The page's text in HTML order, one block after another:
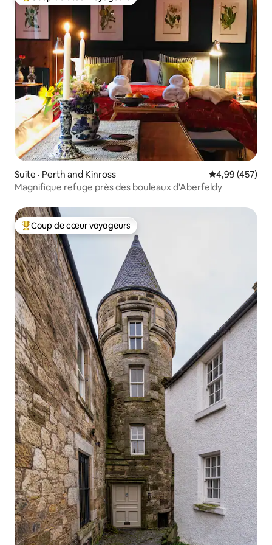
Suite · Perth and Kinross Note
4,99 (457)
Magnifique refuge près des bouleaux d'Aberfeldy
Coup de cœur voyageurs parmi les plus aimés
Coup de cœur voyageurs